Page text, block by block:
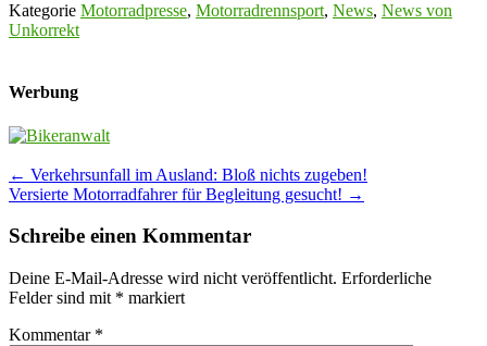
Kategorie Motorradpresse, Motorradrennsport, News, News von
Unkorrekt
Werbung
Post
navigation
← Verkehrsunfall im Ausland: Bloß nichts zugeben!
Versierte Motorradfahrer für Begleitung gesucht! →
Schreibe einen Kommentar
Deine E-Mail-Adresse wird nicht veröffentlicht. Erforderliche
Felder sind mit * markiert
Kommentar *